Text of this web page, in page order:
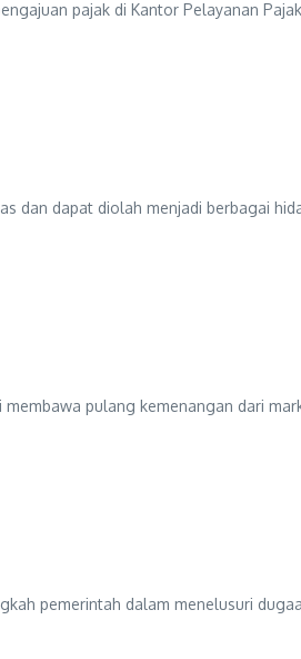
pajak di Kantor Pelayanan
dan dapat diolah menjadi berbagai
pulang kemenangan dari
pemerintah dalam menelusuri